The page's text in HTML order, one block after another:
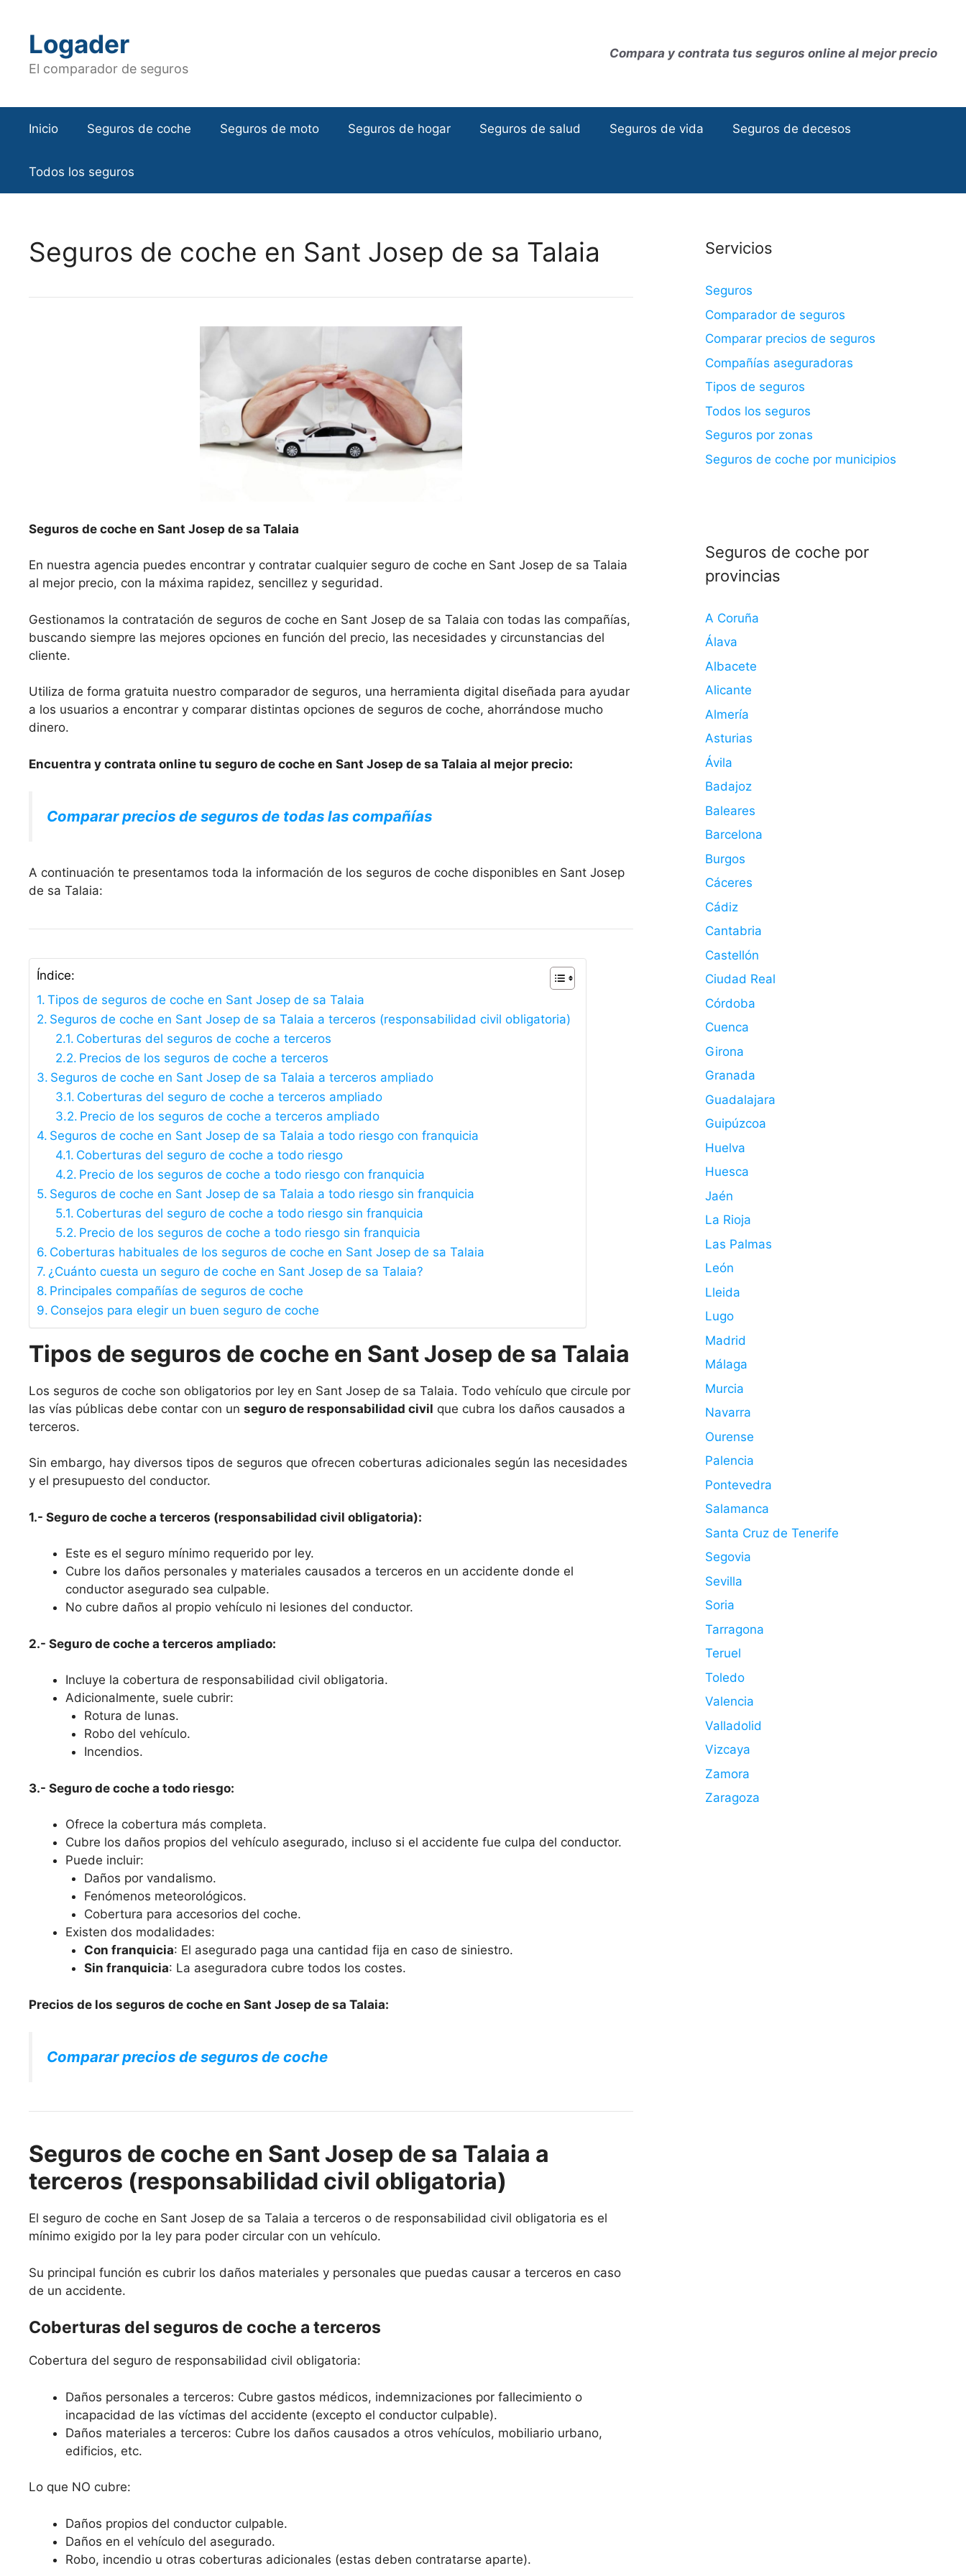
contenidoLogader
El comparador de seguros
Compara y contrata tus seguros online al mejor precio
Inicio Seguros de coche Seguros de moto Seguros de hogar Seguros de salud Seguros de vida Seguros de decesos
Todos los seguros
Seguros de coche en Sant Josep de sa Talaia
Seguros de coche en Sant Josep de sa Talaia
En nuestra agencia puedes encontrar y contratar cualquier seguro de coche en Sant Josep de sa Talaia
al mejor precio, con la máxima rapidez, sencillez y seguridad.
Gestionamos la contratación de seguros de coche en Sant Josep de sa Talaia con todas las compañías,
buscando siempre las mejores opciones en función del precio, las necesidades y circunstancias del
cliente.
Utiliza de forma gratuita nuestro comparador de seguros, una herramienta digital diseñada para ayudar
a los usuarios a encontrar y comparar distintas opciones de seguros de coche, ahorrándose mucho
dinero.
Encuentra y contrata online tu seguro de coche en Sant Josep de sa Talaia al mejor precio:
Comparar precios de seguros de todas las compañías
A continuación te presentamos toda la información de los seguros de coche disponibles en Sant Josep
de sa Talaia:
Índice:
Tipos de seguros de coche en Sant Josep de sa Talaia
Seguros de coche en Sant Josep de sa Talaia a terceros (responsabilidad civil obligatoria)
Coberturas del seguros de coche a terceros
Precios de los seguros de coche a terceros
Seguros de coche en Sant Josep de sa Talaia a terceros ampliado
Coberturas del seguro de coche a terceros ampliado
Precio de los seguros de coche a terceros ampliado
Seguros de coche en Sant Josep de sa Talaia a todo riesgo con franquicia
Coberturas del seguro de coche a todo riesgo
Precio de los seguros de coche a todo riesgo con franquicia
Seguros de coche en Sant Josep de sa Talaia a todo riesgo sin franquicia
Coberturas del seguro de coche a todo riesgo sin franquicia
Precio de los seguros de coche a todo riesgo sin franquicia
Coberturas habituales de los seguros de coche en Sant Josep de sa Talaia
¿Cuánto cuesta un seguro de coche en Sant Josep de sa Talaia?
Principales compañías de seguros de coche
Consejos para elegir un buen seguro de coche
Tipos de seguros de coche en Sant Josep de sa Talaia
Los seguros de coche son obligatorios por ley en Sant Josep de sa Talaia. Todo vehículo que circule por
las vías públicas debe contar con un seguro de responsabilidad civil que cubra los daños causados a
terceros.
Sin embargo, hay diversos tipos de seguros que ofrecen coberturas adicionales según las necesidades
y el presupuesto del conductor.
1.- Seguro de coche a terceros (responsabilidad civil obligatoria):
Este es el seguro mínimo requerido por ley.
Cubre los daños personales y materiales causados a terceros en un accidente donde el
conductor asegurado sea culpable.
No cubre daños al propio vehículo ni lesiones del conductor.
2.- Seguro de coche a terceros ampliado:
Incluye la cobertura de responsabilidad civil obligatoria.
Adicionalmente, suele cubrir:
Rotura de lunas.
Robo del vehículo.
Incendios.
3.- Seguro de coche a todo riesgo:
Ofrece la cobertura más completa.
Cubre los daños propios del vehículo asegurado, incluso si el accidente fue culpa del conductor.
Puede incluir:
Daños por vandalismo.
Fenómenos meteorológicos.
Cobertura para accesorios del coche.
Existen dos modalidades:
Con franquicia: El asegurado paga una cantidad fija en caso de siniestro.
Sin franquicia: La aseguradora cubre todos los costes.
Precios de los seguros de coche en Sant Josep de sa Talaia:
Comparar precios de seguros de coche
Seguros de coche en Sant Josep de sa Talaia a
terceros (responsabilidad civil obligatoria)
El seguro de coche en Sant Josep de sa Talaia a terceros o de responsabilidad civil obligatoria es el
mínimo exigido por la ley para poder circular con un vehículo.
Su principal función es cubrir los daños materiales y personales que puedas causar a terceros en caso
de un accidente.
Coberturas del seguros de coche a terceros
Cobertura del seguro de responsabilidad civil obligatoria:
Daños personales a terceros: Cubre gastos médicos, indemnizaciones por fallecimiento o
incapacidad de las víctimas del accidente (excepto el conductor culpable).
Daños materiales a terceros: Cubre los daños causados a otros vehículos, mobiliario urbano,
edificios, etc.
Lo que NO cubre:
Daños propios del conductor culpable.
Daños en el vehículo del asegurado.
Robo, incendio u otras coberturas adicionales (estas deben contratarse aparte).
Servicios
Seguros
Comparador de seguros
Comparar precios de seguros
Compañías aseguradoras
Tipos de seguros
Todos los seguros
Seguros por zonas
Seguros de coche por municipios
Seguros de coche por
provincias
A Coruña
Álava
Albacete
Alicante
Almería
Asturias
Ávila
Badajoz
Baleares
Barcelona
Burgos
Cáceres
Cádiz
Cantabria
Castellón
Ciudad Real
Córdoba
Cuenca
Girona
Granada
Guadalajara
Guipúzcoa
Huelva
Huesca
Jaén
La Rioja
Las Palmas
León
Lleida
Lugo
Madrid
Málaga
Murcia
Navarra
Ourense
Palencia
Pontevedra
Salamanca
Santa Cruz de Tenerife
Segovia
Sevilla
Soria
Tarragona
Teruel
Toledo
Valencia
Valladolid
Vizcaya
Zamora
Zaragoza